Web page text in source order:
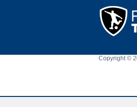
Copyright ©